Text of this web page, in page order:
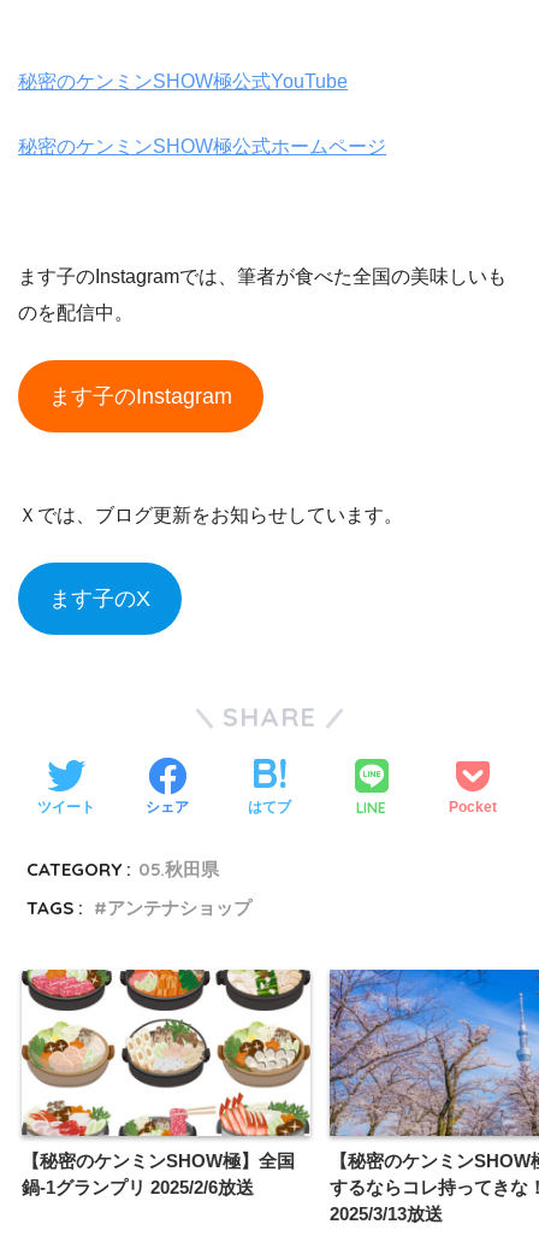
秘密のケンミンSHOW極公式YouTube
秘密のケンミンSHOW極公式ホームページ
ます子のInstagramでは、筆者が食べた全国の美味しいも
のを配信中。
ます子のInstagram
Ｘでは、ブログ更新をお知らせしています。
ます子のX
SHARE
ツイート シェア はてブ LINE Pocket
CATEGORY : 05.秋田県
TAGS :
アンテナショップ
【秘密のケンミンSHOW極】全国
鍋-1グランプリ 2025/2/6放送
【秘密のケンミンSHOW
するならコレ持ってきな
2025/3/13放送